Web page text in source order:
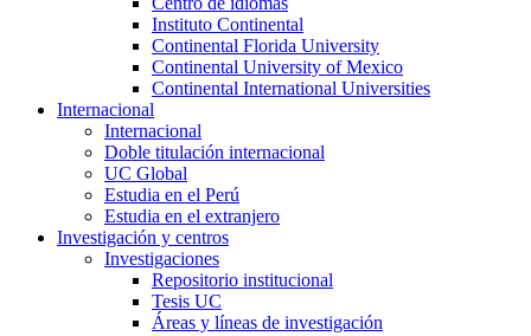
Instituto Continental
Continental Florida University
Continental University of Mexico
Continental International Universities
Internacional
Internacional
Doble titulación internacional
UC Global
Estudia en el Perú
Estudia en el extranjero
Investigación y centros
Investigaciones
Repositorio institucional
Tesis UC
Áreas y líneas de investigación